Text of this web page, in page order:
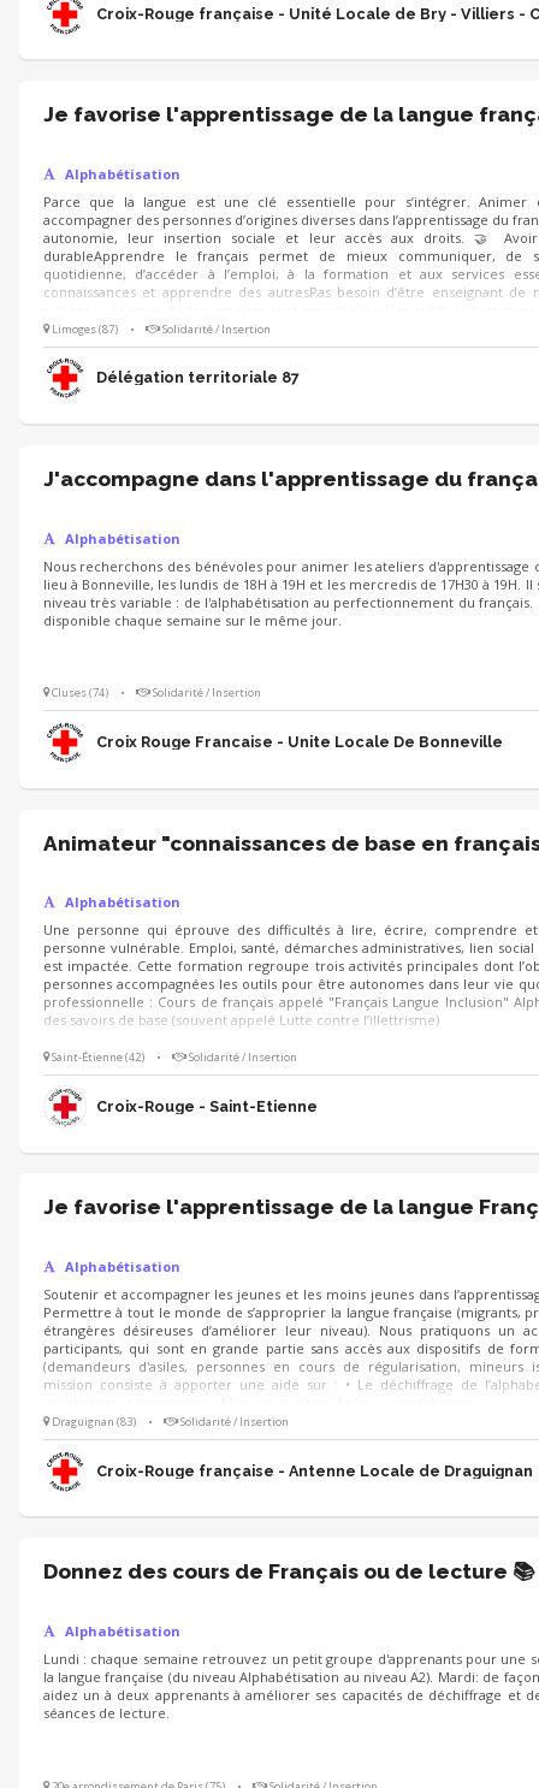
Croix-Rouge française - Unité Locale de Bry - Villiers -
Je favorise l'apprentissage de la langue
Alphabétisation
Parce que la langue est une clé essentielle pour s’intégrer. Animer
accompagner des personnes d’origines diverses dans l’apprentissage du
autonomie, leur insertion sociale et leur accès aux droits. 🤝
durableApprendre le français permet de mieux communiquer,
quotidienne, d’accéder à l’emploi, à la formation et aux services
connaissances et apprendre des autresPas besoin d’être enseignant
sont proposés.
Limoges (87) • Solidarité / Insertion
Délégation territoriale 87
J'accompagne dans l'apprentissage du
Alphabétisation
Nous recherchons des bénévoles pour animer les ateliers d'apprentissage
lieu à Bonneville, les lundis de 18H à 19H et les mercredis de 17H30 à 19H.
niveau très variable : de l'alphabétisation au perfectionnement du
disponible chaque semaine sur le même jour.
Cluses (74) • Solidarité / Insertion
Croix Rouge Francaise - Unite Locale De Bonneville
Animateur "connaissances de base en
Alphabétisation
Une personne qui éprouve des difficultés à lire, écrire, comprendre
personne vulnérable. Emploi, santé, démarches administratives, lien
est impactée. Cette formation regroupe trois activités principales dont
personnes accompagnées les outils pour être autonomes dans leur vie
professionnelle : Cours de français appelé "Français Langue Inclusion"
des savoirs de base (souvent appelé Lutte contre l’illettrisme)
Saint-Étienne (42) • Solidarité / Insertion
Croix-Rouge - Saint-Étienne
Je favorise l'apprentissage de la langue
Alphabétisation
Soutenir et accompagner les jeunes et les moins jeunes dans
Permettre à tout le monde de s’approprier la langue française (migrants,
étrangères désireuses d’améliorer leur niveau). Nous pratiquons un
participants, qui sont en grande partie sans accès aux dispositifs de
(demandeurs d'asiles, personnes en cours de régularisation, mineurs
mission consiste à apporter une aide sur : • Le déchiffrage de
Draguignan (83) • Solidarité / Insertion
Croix-Rouge française - Antenne Locale de Draguignan
Donnez des cours de Français ou de lecture 📚
Alphabétisation
Lundi : chaque semaine retrouvez un petit groupe d'apprenants pour une
la langue française (du niveau Alphabétisation au niveau A2). Mardi: de
aidez un à deux apprenants à améliorer ses capacités de déchiffrage et
séances de lecture.